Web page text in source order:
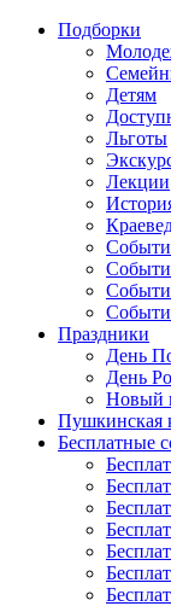
Подборки
Детям
Льготы
Лекции
Праздники
День
День
Новый
Пушкинская
Бесплатные